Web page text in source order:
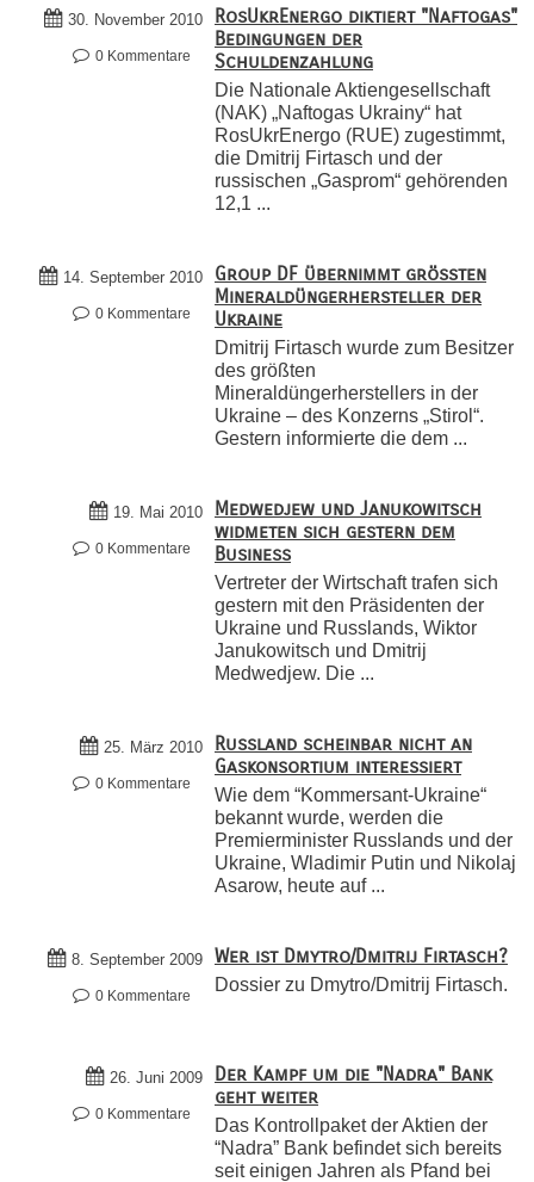
30. November 2010
0 Kommentare
RosUkrEnergo diktiert "Naftogas"
Bedingungen der
Schuldenzahlung
Die Nationale Aktiengesellschaft
(NAK) „Naftogas Ukrainy“ hat
RosUkrEnergo (RUE) zugestimmt,
die Dmitrij Firtasch und der
russischen „Gasprom“ gehörenden
12,1 ...
14. September 2010
0 Kommentare
Group DF übernimmt größten
Mineraldüngerhersteller der
Ukraine
Dmitrij Firtasch wurde zum Besitzer
des größten
Mineraldüngerherstellers in der
Ukraine – des Konzerns „Stirol“.
Gestern informierte die dem ...
19. Mai 2010
0 Kommentare
Medwedjew und Janukowitsch
widmeten sich gestern dem
Business
Vertreter der Wirtschaft trafen sich
gestern mit den Präsidenten der
Ukraine und Russlands, Wiktor
Janukowitsch und Dmitrij
Medwedjew. Die ...
25. März 2010
0 Kommentare
Russland scheinbar nicht an
Gaskonsortium interessiert
Wie dem “Kommersant-Ukraine“
bekannt wurde, werden die
Premierminister Russlands und der
Ukraine, Wladimir Putin und Nikolaj
Asarow, heute auf ...
8. September 2009
0 Kommentare
Wer ist Dmytro/Dmitrij Firtasch?
Dossier zu Dmytro/Dmitrij Firtasch.
26. Juni 2009
0 Kommentare
Der Kampf um die "Nadra" Bank
geht weiter
Das Kontrollpaket der Aktien der
“Nadra” Bank befindet sich bereits
seit einigen Jahren als Pfand bei